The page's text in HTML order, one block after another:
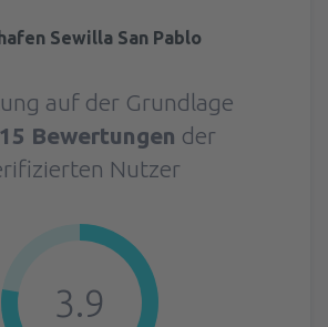
Sewilla San Pablo
auf der Grundlage
Bewertungen der
Nutzer
3.9